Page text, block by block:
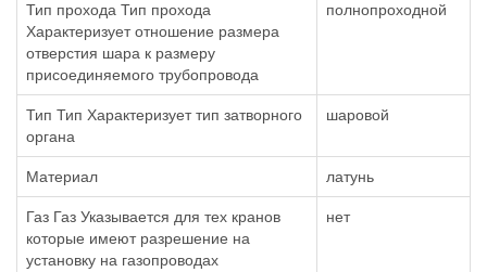
Тип прохода Тип прохода
Характеризует отношение размера
отверстия шара к размеру
присоединяемого трубопровода
полнопроходной
Тип Тип Характеризует тип затворного
органа
шаровой
Материал латунь
Газ Газ Указывается для тех кранов
которые имеют разрешение на
установку на газопроводах
нет